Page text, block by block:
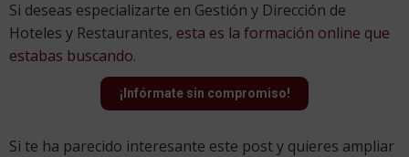
Si deseas especializarte en Gestión y Dirección de
Hoteles y Restaurantes, esta es la formación online que
estabas buscando.
¡Infórmate sin compromiso!
Si te ha parecido interesante este post y quieres ampliar